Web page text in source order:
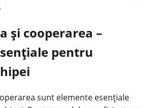
și cooperarea –
pentru
sunt elemente esențiale